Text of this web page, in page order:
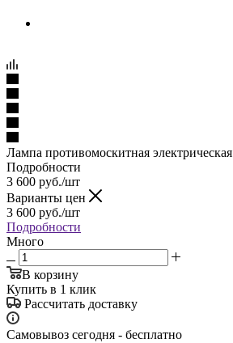
Лампа противомоскитная
Подробности
3 600 руб./шт
Варианты цен
3 600 руб./шт
Подробности
Много
В корзину
Купить в 1 клик
Рассчитать доставку
Самовывоз сегодня - бесплатно